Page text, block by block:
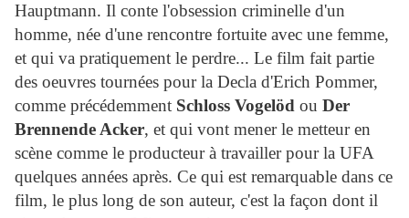
Hauptmann. Il conte l'obsession criminelle d'un
homme, née d'une rencontre fortuite avec une femme,
et qui va pratiquement le perdre... Le film fait partie
des oeuvres tournées pour la Decla d'Erich Pommer,
comme précédemment Schloss Vogelöd ou Der
Brennende Acker, et qui vont mener le metteur en
scène comme le producteur à travailler pour la UFA
quelques années après. Ce qui est remarquable dans ce
film, le plus long de son auteur, c'est la façon dont il